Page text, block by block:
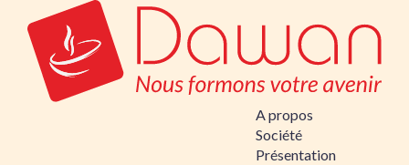
A propos
Société
Présentation